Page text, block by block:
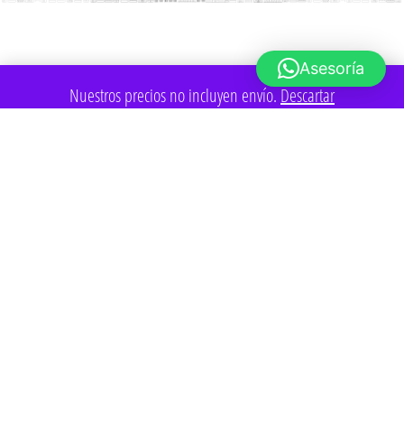
Nuestros precios no incluyen envío. Descartar
Asesoría